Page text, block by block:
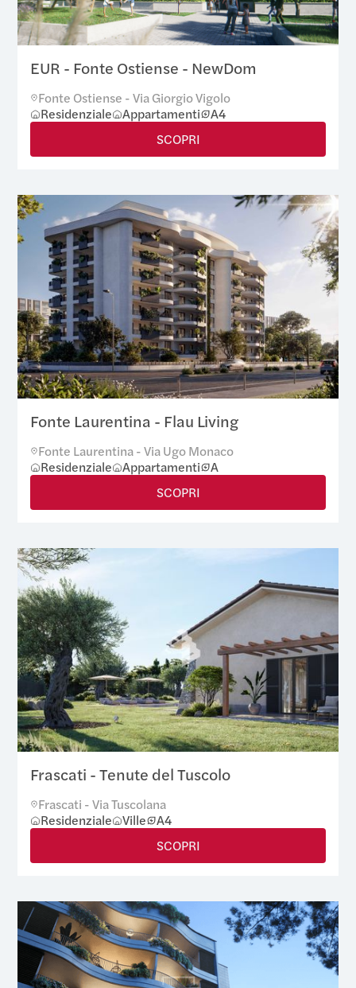
EUR - Fonte Ostiense - NewDom
Fonte Ostiense - Via Giorgio Vigolo
Residenziale
Appartamenti
A4
SCOPRI
Fonte Laurentina - Flau Living
Fonte Laurentina - Via Ugo Monaco
Residenziale
Appartamenti
A
SCOPRI
Frascati - Tenute del Tuscolo
Frascati - Via Tuscolana
Residenziale
Ville
A4
SCOPRI